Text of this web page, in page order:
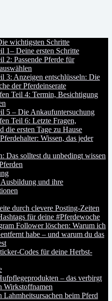
wichtigsten Schritte
1– Deine ersten Schritte
2: Passende Pferde für
3: Anzeigen entschlüsseln: Die
der Pferdeinserate
Teil 4: Termin, Besichtigung
5 – Die Ankaufuntersuchung
Teil 6: Letzte Fragen,
die ersten Tage zu Hause
Wissen, das jeder
Das solltest du unbedingt wissen
und ihre
durch clevere Posting-Zeiten
für deine #Pferdewoche
Follower löschen: Warum ich
habe – und warum du das
Codes für deine Herbst-
– das verbirgt
Wirkstoffnamen
Lahmheitsursachen beim Pferd